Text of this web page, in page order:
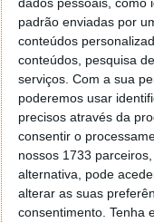
dados pessoais, como
padrão enviadas por
conteúdos
conteúdos, pesquisa
serviços. Com a sua
poderemos usar
precisos através da
consentir o
nossos 1733
alternativa, pode
alterar as suas
consentimento. Tenha
gráfica criada por
documentário